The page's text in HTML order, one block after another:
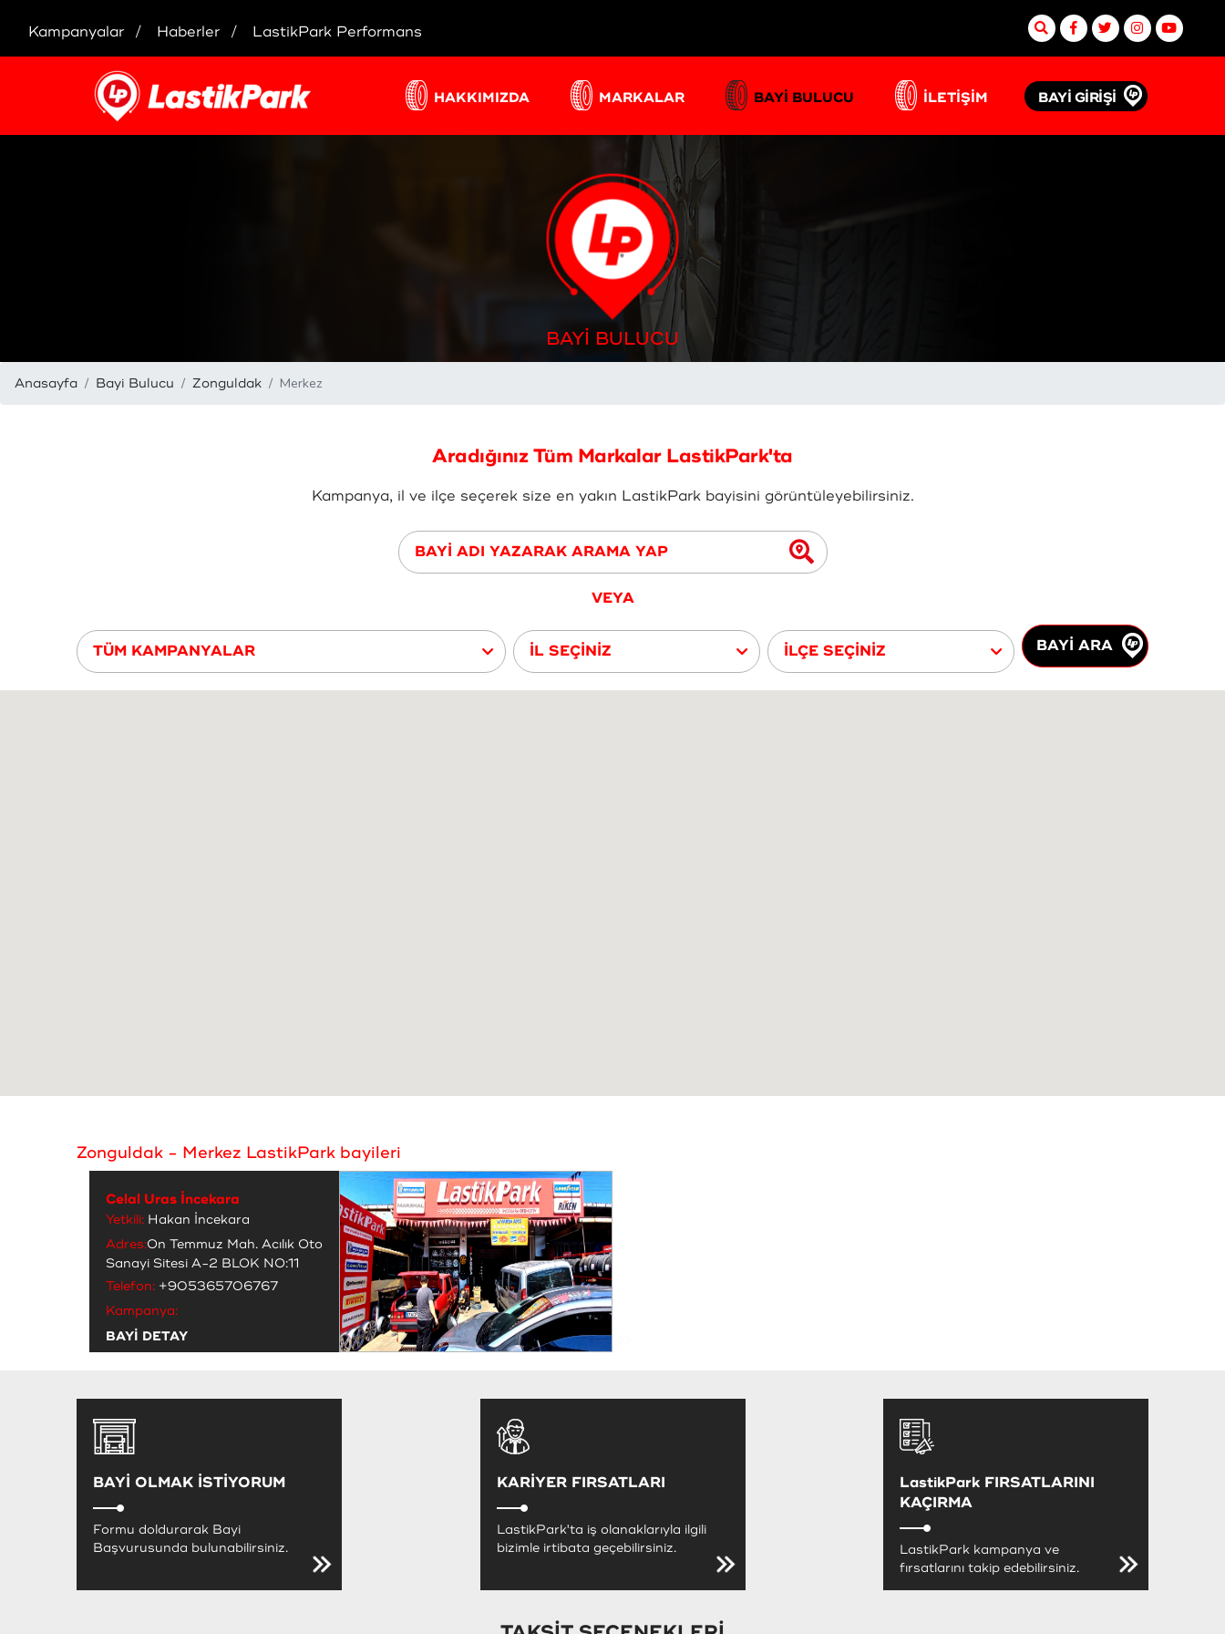
Kampanyalar Haberler LastikPark Performans
HAKKIMIZDA MARKALAR BAYİ BULUCU İLETİŞİM BAYİ GİRİŞİ
BAYİ BULUCU
Anasayfa Bayi Bulucu Zonguldak Merkez
Aradığınız Tüm Markalar LastikPark'ta
Kampanya, il ve ilçe seçerek size en yakın LastikPark bayisini görüntüleyebilirsiniz.
VEYA
TÜM KAMPANYALAR İL SEÇİNİZ İLÇE SEÇİNİZ BAYİ ARA
Zonguldak - Merkez LastikPark bayileri
Celal Uras İncekara
Yetkili: Hakan İncekara
Adres:On Temmuz Mah. Acılık Oto
Sanayi Sitesi A-2 BLOK NO:11
Telefon: +905365706767
Kampanya:
BAYİ DETAY
BAYİ OLMAK İSTİYORUM
Formu doldurarak Bayi
Başvurusunda bulunabilirsiniz.
KARİYER FIRSATLARI
LastikPark'ta iş olanaklarıyla ilgili
bizimle irtibata geçebilirsiniz.
LastikPark FIRSATLARINI
KAÇIRMA
LastikPark kampanya ve
fırsatlarını takip edebilirsiniz.